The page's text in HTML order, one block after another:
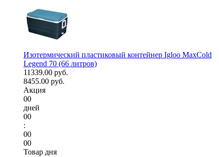
Изотермический пластиковый контейнер Igloo MaxCold
Legend 70 (66 литров)
11339.00 руб.
8455.00 руб.
Акция
00
дней
00
:
00
00
Товар дня